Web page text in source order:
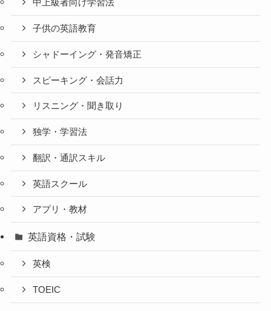
中上級者向け学習法
子供の英語教育
シャドーイング・発音矯正
スピーキング・会話力
リスニング・聞き取り
独学・学習法
翻訳・通訳スキル
英語スクール
アプリ・教材
英語資格・試験
英検
TOEIC